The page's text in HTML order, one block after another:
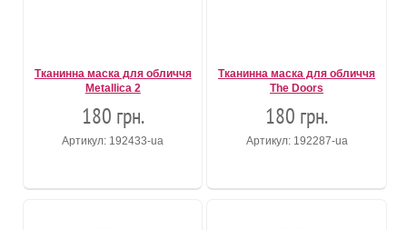
Тканинна маска для обличчя
Metallica 2
180 грн.
Артикул: 192433-ua
Тканинна маска для обличчя
The Doors
180 грн.
Артикул: 192287-ua